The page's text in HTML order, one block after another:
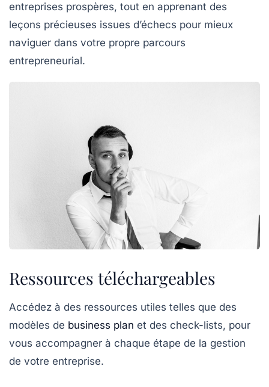
entreprises prospères, tout en apprenant des
leçons précieuses issues d’échecs pour mieux
naviguer dans votre propre parcours
entrepreneurial.
Ressources téléchargeables
Accédez à des ressources utiles telles que des
modèles de business plan et des check-lists, pour
vous accompagner à chaque étape de la gestion
de votre entreprise.